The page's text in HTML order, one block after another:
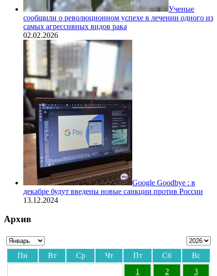
Ученые
сообщили о революционном успехе в лечении одного из
самых агрессивных видов рака
02.02.2026
Google Goodbye : в
декабре будут введены новые санкции против России
13.12.2024
Архив
Пн Вт Ср Чт Пт Сб
Вс
1
2 3